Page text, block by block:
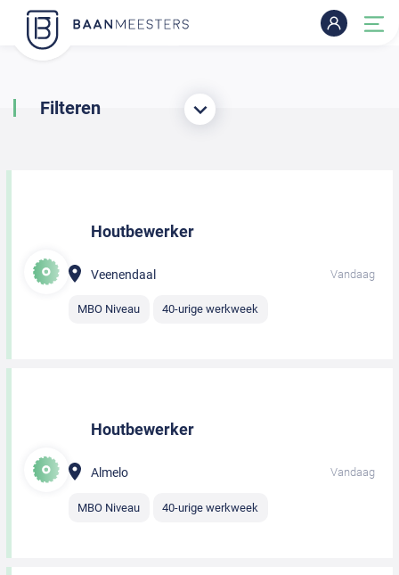
Filteren
Houtbewerker
Veenendaal Vandaag
MBO Niveau 40-urige werkweek
Houtbewerker
Almelo Vandaag
MBO Niveau 40-urige werkweek